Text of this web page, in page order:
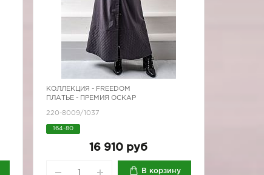
КОЛЛЕКЦИЯ - FREEDOM
ПЛАТЬЕ - ПРЕМИЯ ОСКАР
220-8009/1037
164-80
16 910 руб
В корзину